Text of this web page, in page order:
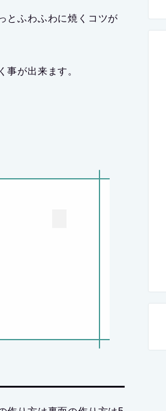
とふわふわに焼くコツが
事が出来ます。